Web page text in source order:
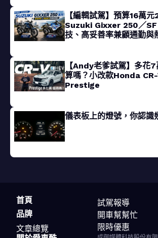
【編輯試駕】預算16萬
Suzuki Gixxer 250／
技、高妥善率兼顧通勤與
【Andy老爹試駕】多花
算嗎？小改款Honda
Prestige
儀表板上的燈號，你認識
首頁
品牌
文章總覽
試駕報導
開車幫幫忙
限時優惠